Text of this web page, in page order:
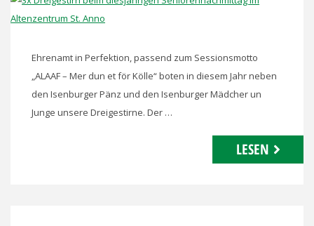
Ehrenamt in Perfektion, passend zum Sessionsmotto
„ALAAF – Mer dun et för Kölle“ boten in diesem Jahr neben
den Isenburger Pänz und den Isenburger Mädcher un
Junge unsere Dreigestirne. Der …
LESEN